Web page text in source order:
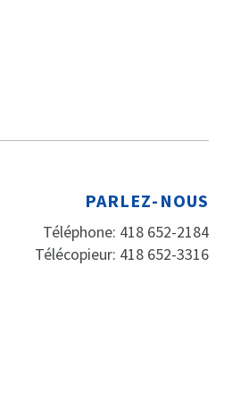
PARLEZ-NOUS
Téléphone: 418 652-2184
Télécopieur: 418 652-3316